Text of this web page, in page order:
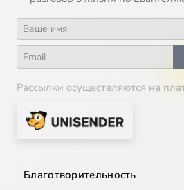
Рассылки осуществляются на
Благотворительность